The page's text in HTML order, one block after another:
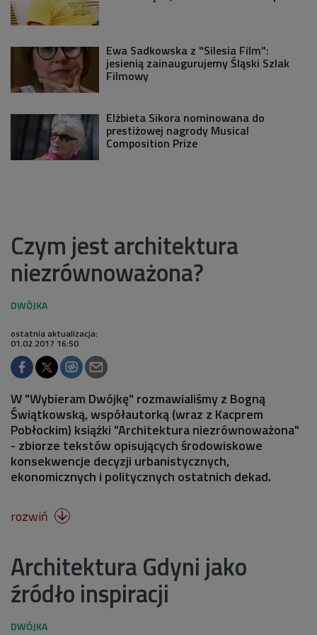
Ewa Sadkowska z "Silesia Film":
jesienią zainaugurujemy Śląski Szlak
Filmowy
Elżbieta Sikora nominowana do
prestiżowej nagrody Musical
Composition Prize
Czym jest architektura
niezrównoważona?
ostatnia aktualizacja:
01.02.2017 16:50
W "Wybieram Dwójkę" rozmawialiśmy z Bogną
Świątkowską, współautorką (wraz z Kacprem
Pobłockim) książki "Architektura niezrównoważona"
- zbiorze tekstów opisujących środowiskowe
konsekwencje decyzji urbanistycznych,
ekonomicznych i politycznych ostatnich dekad.
rozwiń 
Architektura Gdyni jako
źródło inspiracji